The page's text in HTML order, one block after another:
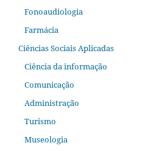
Fonoaudiologia
Farmácia
Ciências Sociais Aplicadas
Ciência da informação
Comunicação
Administração
Turismo
Museologia